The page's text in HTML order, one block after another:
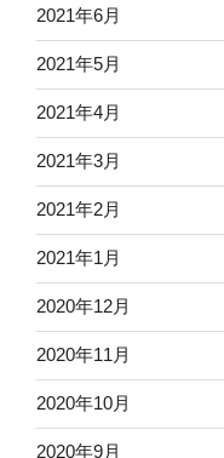
2021年6月
2021年5月
2021年4月
2021年3月
2021年2月
2021年1月
2020年12月
2020年11月
2020年10月
2020年9月